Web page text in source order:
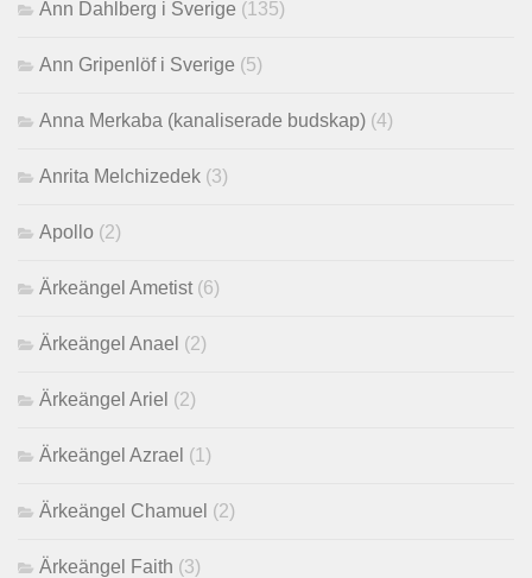
Ann Dahlberg i Sverige (135)
Ann Gripenlöf i Sverige (5)
Anna Merkaba (kanaliserade budskap) (4)
Anrita Melchizedek (3)
Apollo (2)
Ärkeängel Ametist (6)
Ärkeängel Anael (2)
Ärkeängel Ariel (2)
Ärkeängel Azrael (1)
Ärkeängel Chamuel (2)
Ärkeängel Faith (3)